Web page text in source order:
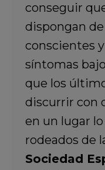
conseguir
dispongan
conscientes
síntomas
que los
discurrir con
en un lugar
rodeados de
Sociedad